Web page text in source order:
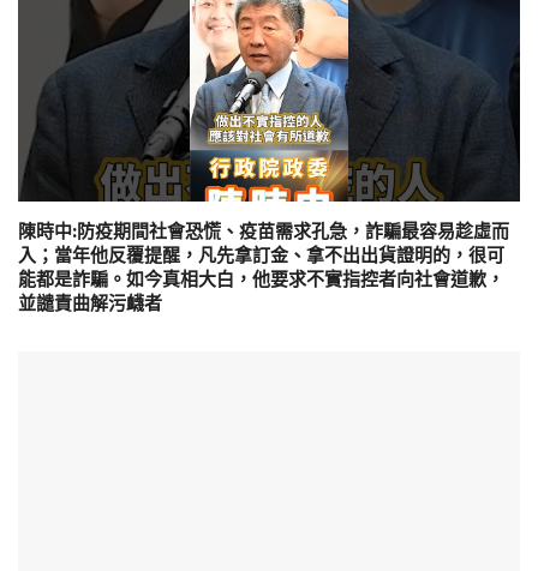
陳時中:防疫期間社會恐慌、疫苗需求孔急，詐騙最容易趁虛而
入；當年他反覆提醒，凡先拿訂金、拿不出出貨證明的，很可
能都是詐騙。如今真相大白，他要求不實指控者向社會道歉，
並譴責曲解污衊者